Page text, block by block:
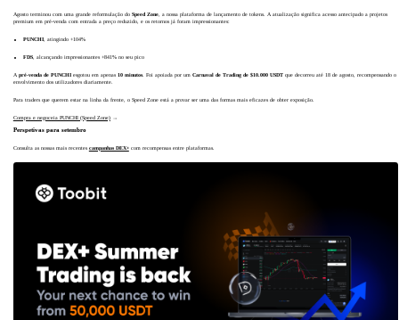
Agosto terminou com uma grande reformulação do Speed Zone, a nossa plataforma de lançamento de tokens. A atualização significa acesso antecipado a projetos
premium em pré-venda com entrada a preço reduzido, e os retornos já foram impressionantes:
PUNCHI, atingindo +104%
FDS, alcançando impressionantes +841% no seu pico
A pré-venda de PUNCHIesgotou em apenas 10 minutos. Foi apoiada por um Carnaval de Trading de $10.000 USDTque decorreu até 18 de agosto, recompensando o
envolvimento dos utilizadores diariamente.
Para traders que querem estar na linha da frente, o Speed Zone está a provar ser uma das formas mais eficazes de obter exposição.
Compra e negoceia PUNCHI (Speed Zone)→
Perspetivas para setembro
Consulta as nossas mais recentes campanhas DEX+com recompensas entre plataformas.